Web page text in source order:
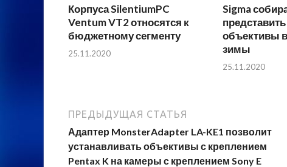
Корпуса SilentiumPC
Ventum VT2 относятся к
бюджетному сегменту
25.11.2020
Sigma
объективы
зимы
25.11.2020
ПРЕДЫДУЩАЯ СТАТЬЯ
Адаптер MonsterAdapter LA-KE1 позволит
устанавливать объективы с креплением
Pentax K на камеры с креплением Sony E